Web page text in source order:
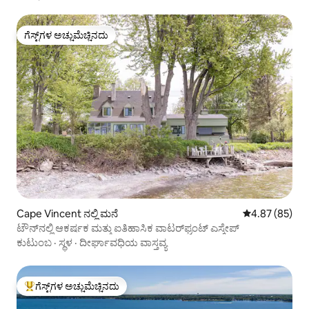
ಗೆಸ್ಟ್‌ಗಳ ಅಚ್ಚುಮೆಚ್ಚಿನದು
ಗೆಸ್ಟ್‌ಗಳ ಅಚ್ಚುಮೆಚ್ಚಿನದು
Cape Vincent ನಲ್ಲಿ ಮನೆ 5 ರಲ್ಲಿ 4.87
4.87 (85)
ಟೌನ್‌ನಲ್ಲಿ ಆಕರ್ಷಕ ಮತ್ತು ಐತಿಹಾಸಿಕ ವಾಟರ್‌ಫ್ರಂಟ್ ಎಸ್ಕೇಪ್
ಕುಟುಂಬ · ಸ್ಥಳ · ದೀರ್ಘಾವಧಿಯ ವಾಸ್ತವ್ಯ
ಗೆಸ್ಟ್‌ಗಳಿಗೆ ಅತಿ ಹೆಚ್ಚು ಅಚ್ಚುಮೆಚ್ಚಿನದು
ಗೆಸ್ಟ್‌ಗಳ ಅಚ್ಚುಮೆಚ್ಚಿನದು